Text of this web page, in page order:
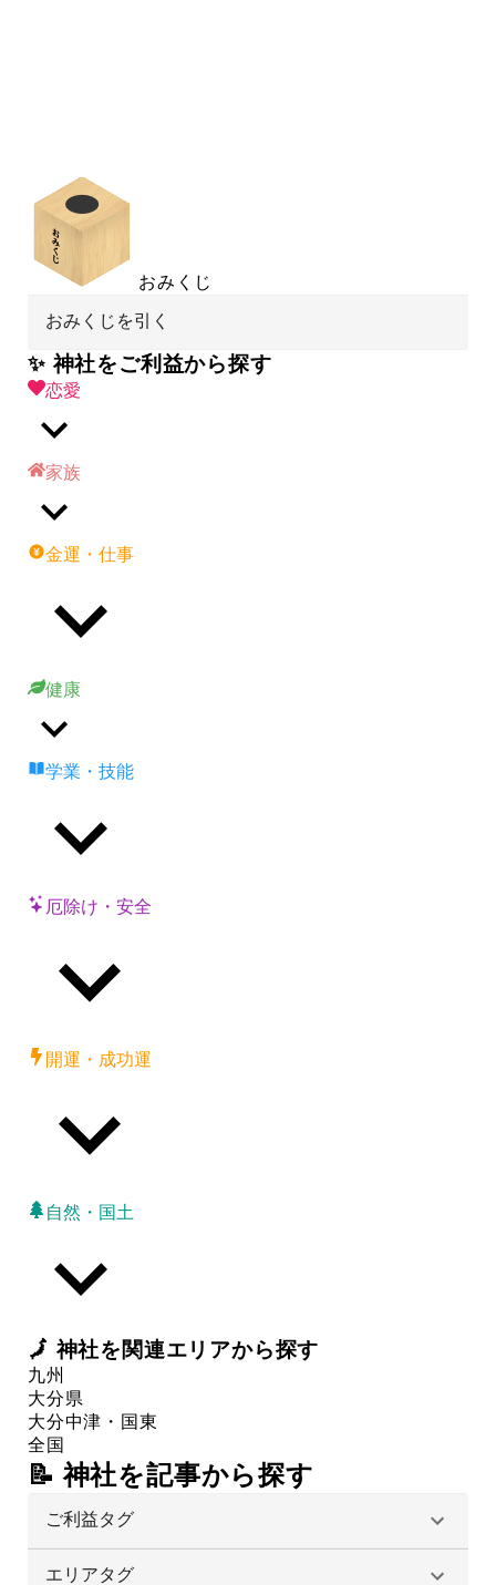
おみくじ
おみくじを引く
✨ 神社をご利益から探す
恋愛
家族
金運・仕事
健康
学業・技能
厄除け・安全
開運・成功運
自然・国土
🗾神社を関連エリアから探す
九州
大分県
大分中津・国東
全国
📝 神社を記事から探す
ご利益タグ
エリアタグ